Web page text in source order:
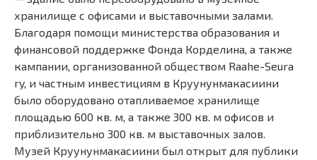
хранилище с офисами и выставочными залами.
Благодаря помощи министерства образования и
финансовой поддержке Фонда Корделина, а также
кампании, организованной обществом Raahe-Seura
ry, и частным инвестициям в Круунунмакасиини
было оборудовано отапливаемое хранилище
площадью 600 кв. м, а также 300 кв. м офисов и
приблизительно 300 кв. м выставочных залов.
Музей Круунунмакасиини был открыт для публики